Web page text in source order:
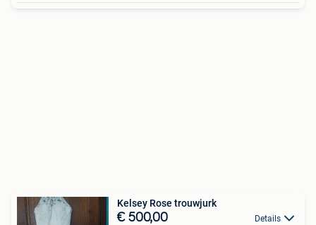
Kelsey Rose trouwjurk
€ 500,00 Details